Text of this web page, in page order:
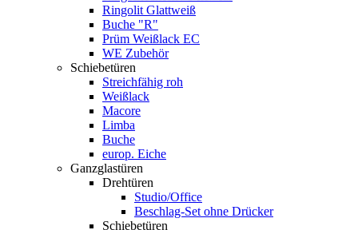
Ringolit Glattweiß
Buche "R"
Prüm Weißlack EC
WE Zubehör
Schiebetüren
Streichfähig roh
Weißlack
Macore
Limba
Buche
europ. Eiche
Ganzglastüren
Drehtüren
Studio/Office
Beschlag-Set ohne Drücker
Schiebetüren